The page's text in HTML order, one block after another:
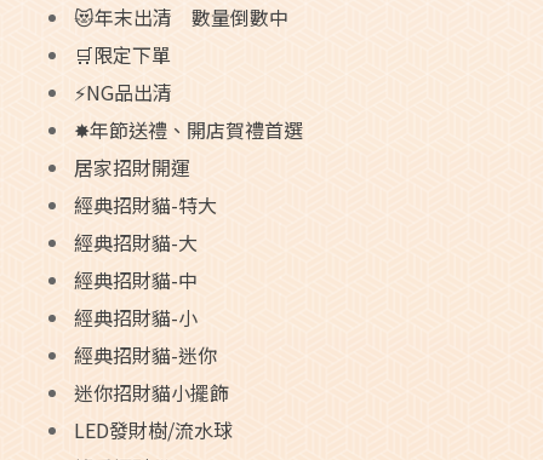
😻年末出清 數量倒數中
🛒限定下單
⚡NG品出清
✸年節送禮、開店賀禮首選
居家招財開運
經典招財貓-特大
經典招財貓-大
經典招財貓-中
經典招財貓-小
經典招財貓-迷你
迷你招財貓小擺飾
LED發財樹/流水球